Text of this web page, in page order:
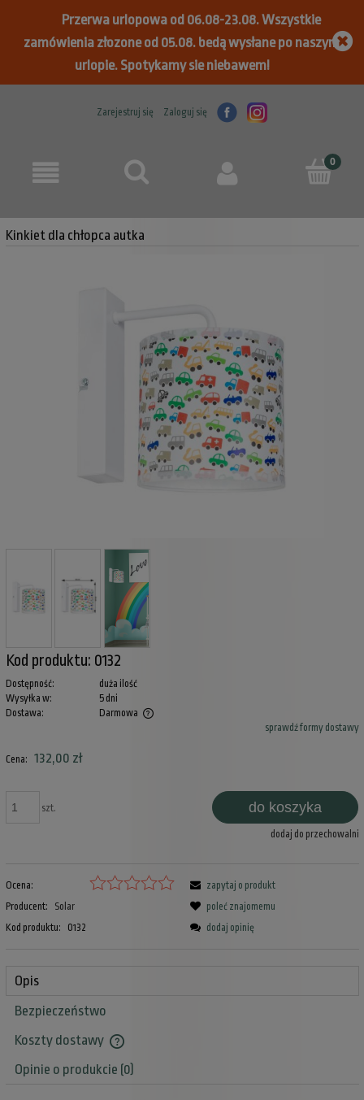
Przerwa urlopowa od 06.08-23.08. Wszystkie
zamówienia złozone od 05.08. bedą wysłane po naszym
urlopie. Spotykamy sie niebawem!
Zarejestruj się Zaloguj się
Kinkiet dla chłopca autka
Kod produktu: 0132
Dostępność:
duża ilość
Wysyłka w:
5 dni
Dostawa:
Darmowa
sprawdź formy dostawy
Cena: 132,00 zł
szt. do koszyka
dodaj do przechowalni
Ocena:
Producent:
Solar
Kod produktu:
0132
zapytaj o produkt
poleć znajomemu
dodaj opinię
Opis
Bezpieczeństwo
Koszty dostawy
Cena nie zawiera ewentualnych kosztów płatności
Opinie o produkcie (0)